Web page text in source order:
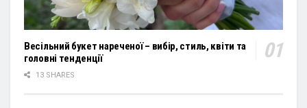
Весільний букет нареченої – вибір, стиль, квіти та
головні тенденції
13 SHARES